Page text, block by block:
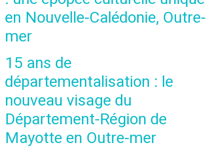
en Nouvelle-Calédonie, Outre-
mer
15 ans de
départementalisation : le
nouveau visage du
Département-Région de
Mayotte en Outre-mer